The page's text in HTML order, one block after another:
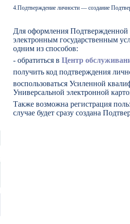
4. Подтверждение личности — создание
Для оформления Подтвержденной
электронным государственным
одним из способов:
- обратиться в Центр
получить код подтверждения
воспользоваться Усиленной
Универсальной электронной
Также возможна регистрация
случае будет сразу создана